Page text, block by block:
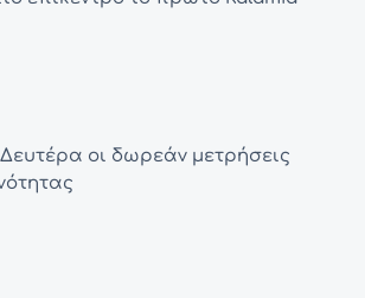
Δευτέρα οι δωρεάν μετρήσεις